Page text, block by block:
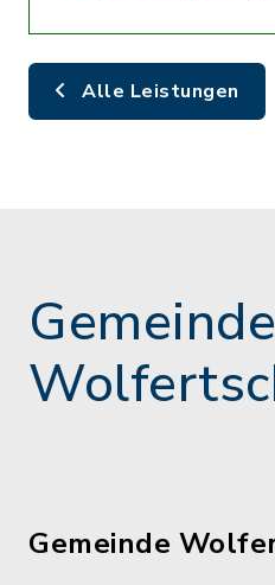
Alle Leistungen
Gemeinde
Gemeinde